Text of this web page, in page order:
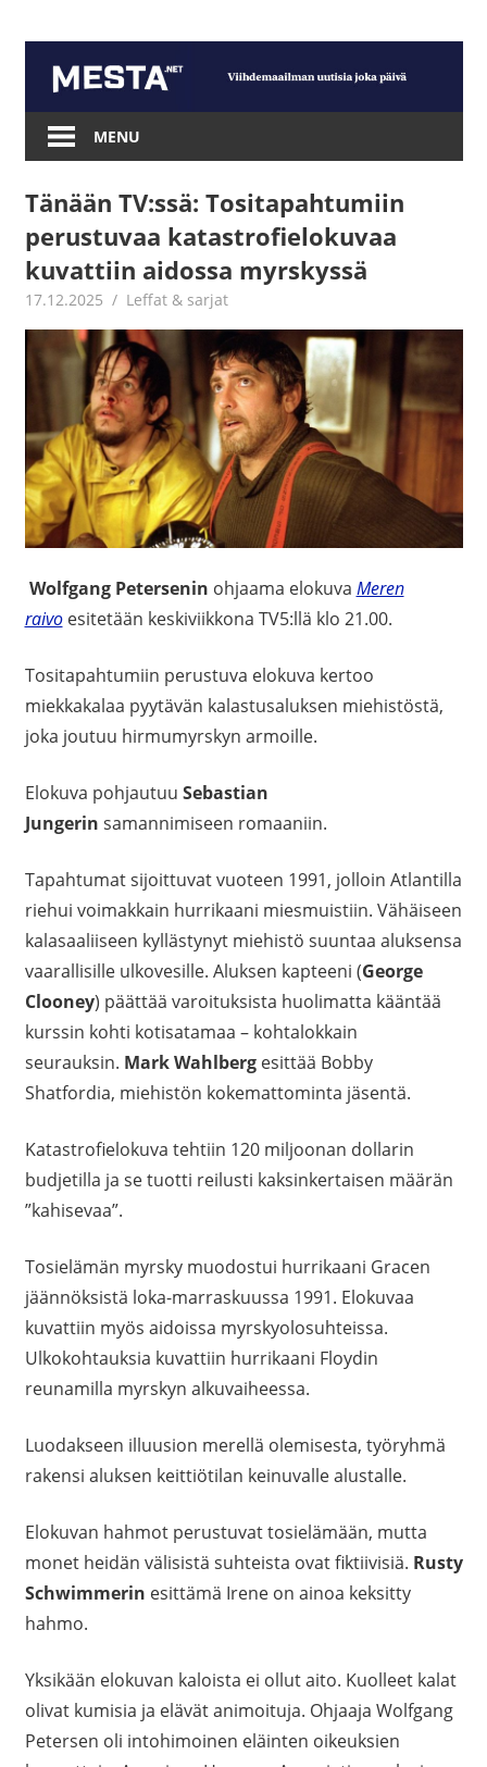
content
Mesta.net
MENU
Tänään TV:ssä: Tositapahtumiin
perustuvaa katastrofielokuvaa
kuvattiin aidossa myrskyssä
17.12.2025 Jouni Hirn
Leffat & sarjat
Wolfgang Petersenin ohjaama elokuva Meren
raivoesitetään keskiviikkona TV5:llä klo 21.00.
Tositapahtumiin perustuva elokuva kertoo
miekkakalaa pyytävän kalastusaluksen miehistöstä,
joka joutuu hirmumyrskyn armoille.
Elokuva pohjautuu Sebastian
Jungerin samannimiseen romaaniin.
Tapahtumat sijoittuvat vuoteen 1991, jolloin Atlantilla
riehui voimakkain hurrikaani miesmuistiin. Vähäiseen
kalasaaliiseen kyllästynyt miehistö suuntaa aluksensa
vaarallisille ulkovesille. Aluksen kapteeni (George
Clooney) päättää varoituksista huolimatta kääntää
kurssin kohti kotisatamaa – kohtalokkain
seurauksin. Mark Wahlbergesittää Bobby
Shatfordia, miehistön kokemattominta jäsentä.
Katastrofielokuva tehtiin 120 miljoonan dollarin
budjetilla ja se tuotti reilusti kaksinkertaisen määrän
”kahisevaa”.
Tosielämän myrsky muodostui hurrikaani Gracen
jäännöksistä loka-marraskuussa 1991. Elokuvaa
kuvattiin myös aidoissa myrskyolosuhteissa.
Ulkokohtauksia kuvattiin hurrikaani Floydin
reunamilla myrskyn alkuvaiheessa.
Luodakseen illuusion merellä olemisesta, työryhmä
rakensi aluksen keittiötilan keinuvalle alustalle.
Elokuvan hahmot perustuvat tosielämään, mutta
monet heidän välisistä suhteista ovat fiktiivisiä. Rusty
Schwimmerin esittämä Irene on ainoa keksitty
hahmo.
Yksikään elokuvan kaloista ei ollut aito. Kuolleet kalat
olivat kumisia ja elävät animoituja. Ohjaaja Wolfgang
Petersen oli intohimoinen eläinten oikeuksien